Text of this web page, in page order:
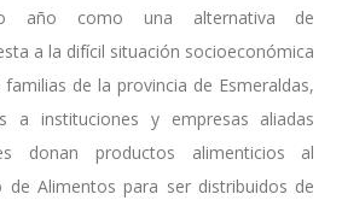
año como una alternativa de
a la difícil situación socioeconómica
familias de la provincia de Esmeraldas,
a instituciones y empresas aliadas
donan productos alimenticios al
de Alimentos para ser distribuidos de